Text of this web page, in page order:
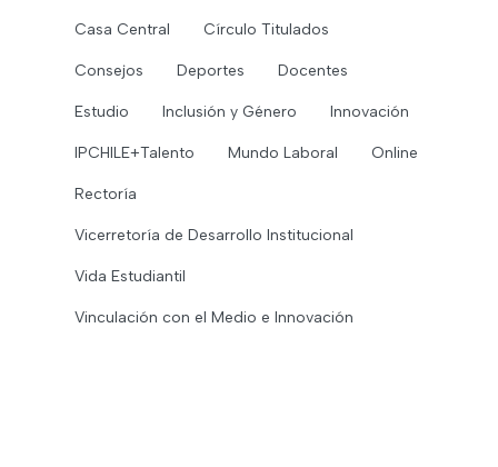
Casa Central Círculo Titulados
Consejos Deportes Docentes
Estudio Inclusión y Género Innovación
IPCHILE+Talento Mundo Laboral Online
Rectoría
Vicerretoría de Desarrollo Institucional
Vida Estudiantil
Vinculación con el Medio e Innovación